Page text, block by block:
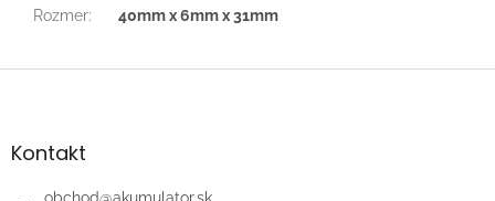
Rozmer: 40mm x 6mm x 31mm
Z
äKontakt
obchod@akumulator.sk